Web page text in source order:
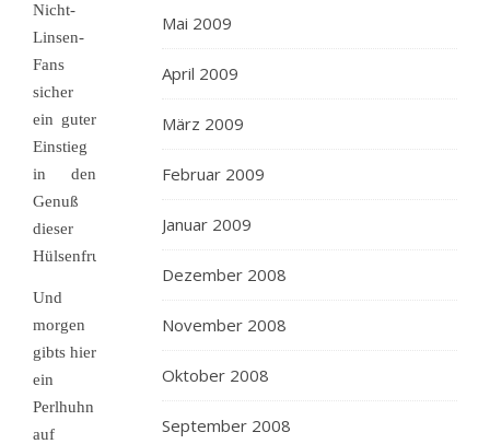
Nicht-
Linsen-
Fans
sicher
ein guter
Einstieg
in den
Genuß
dieser
Hülsenfrucht.
Und
morgen
gibts hier
ein
Perlhuhn
auf
Mai 2009
April 2009
März 2009
Februar 2009
Januar 2009
Dezember 2008
November 2008
Oktober 2008
September 2008